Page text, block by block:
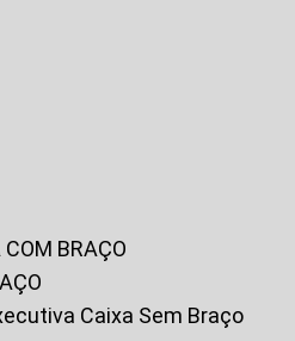
COM BRAÇO
Caixa Sem Braço